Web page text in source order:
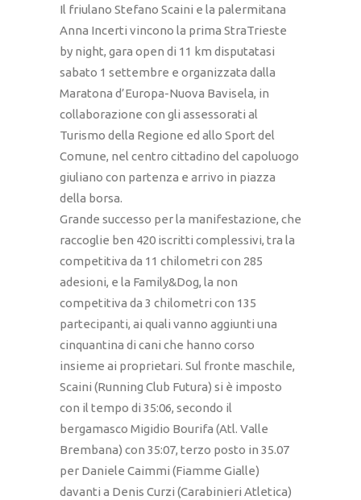
Il friulano Stefano Scaini e la palermitana
Anna Incerti vincono la prima StraTrieste
by night, gara open di 11 km disputatasi
sabato 1 settembre e organizzata dalla
Maratona d’Europa-Nuova Bavisela, in
collaborazione con gli assessorati al
Turismo della Regione ed allo Sport del
Comune, nel centro cittadino del capoluogo
giuliano con partenza e arrivo in piazza
della borsa.
Grande successo per la manifestazione, che
raccoglie ben 420 iscritti complessivi, tra la
competitiva da 11 chilometri con 285
adesioni, e la Family&Dog, la non
competitiva da 3 chilometri con 135
partecipanti, ai quali vanno aggiunti una
cinquantina di cani che hanno corso
insieme ai proprietari. Sul fronte maschile,
Scaini (Running Club Futura) si è imposto
con il tempo di 35:06, secondo il
bergamasco Migidio Bourifa (Atl. Valle
Brembana) con 35:07, terzo posto in 35.07
per Daniele Caimmi (Fiamme Gialle)
davanti a Denis Curzi (Carabinieri Atletica)